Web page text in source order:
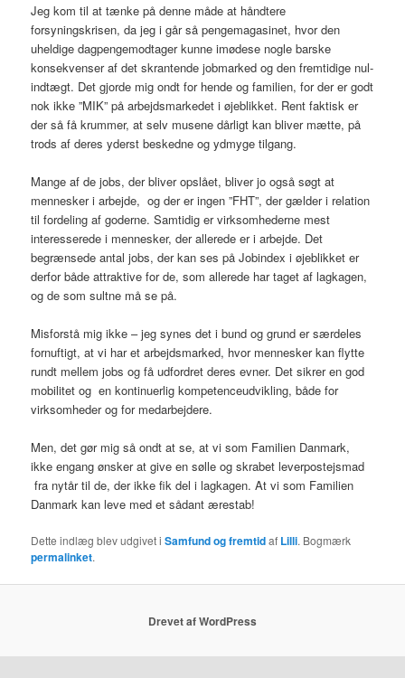
Jeg kom til at tænke på denne måde at håndtere
forsyningskrisen, da jeg i går så pengemagasinet, hvor den
uheldige dagpengemodtager kunne imødese nogle barske
konsekvenser af det skrantende jobmarked og den fremtidige nul-
indtægt. Det gjorde mig ondt for hende og familien, for der er godt
nok ikke ”MIK” på arbejdsmarkedet i øjeblikket. Rent faktisk er
der så få krummer, at selv musene dårligt kan bliver mætte, på
trods af deres yderst beskedne og ydmyge tilgang.
Mange af de jobs, der bliver opslået, bliver jo også søgt at
mennesker i arbejde, og der er ingen ”FHT”, der gælder i relation
til fordeling af goderne. Samtidig er virksomhederne mest
interesserede i mennesker, der allerede er i arbejde. Det
begrænsede antal jobs, der kan ses på Jobindex i øjeblikket er
derfor både attraktive for de, som allerede har taget af lagkagen,
og de som sultne må se på.
Misforstå mig ikke – jeg synes det i bund og grund er særdeles
fornuftigt, at vi har et arbejdsmarked, hvor mennesker kan flytte
rundt mellem jobs og få udfordret deres evner. Det sikrer en god
mobilitet og en kontinuerlig kompetenceudvikling, både for
virksomheder og for medarbejdere.
Men, det gør mig så ondt at se, at vi som Familien Danmark,
ikke engang ønsker at give en sølle og skrabet leverpostejsmad
fra nytår til de, der ikke fik del i lagkagen. At vi som Familien
Danmark kan leve med et sådant ærestab!
Dette indlæg blev udgivet iSamfund og fremtidaf Lilli. Bogmærk
permalinket.
Drevet af WordPress